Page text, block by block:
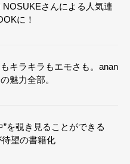
NOSUKEさんによる人気連
に！
キラキラもエモさも。anan
魅力全部。
”を覗き見ることができる
望の書籍化